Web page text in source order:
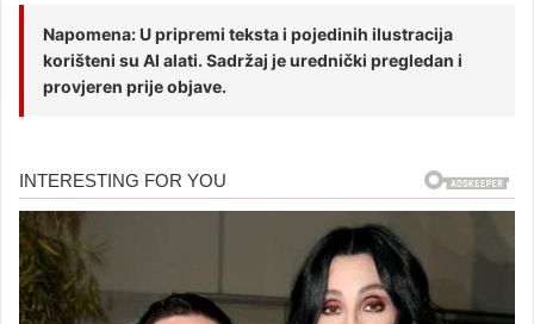
Napomena: U pripremi teksta i pojedinih ilustracija
korišteni su AI alati. Sadržaj je urednički pregledan i
provjeren prije objave.